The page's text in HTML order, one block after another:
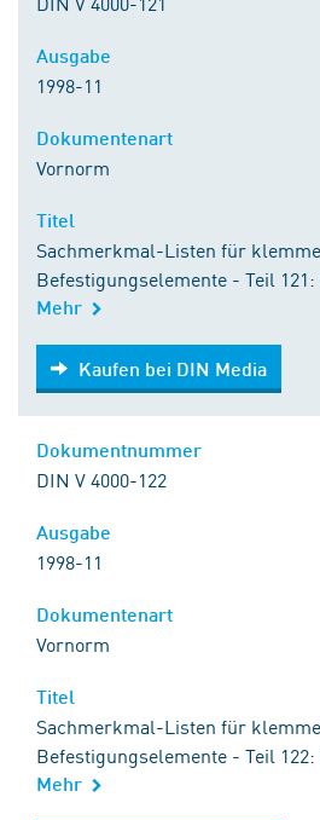
1998-11
Vornorm
Sachmerkmal-Listen für
Befestigungselemente - Teil
Mehr
Kaufen bei DIN Media
Kaufen bei DIN Media
DIN V 4000-122
1998-11
Vornorm
Sachmerkmal-Listen für
Befestigungselemente - Teil
Mehr